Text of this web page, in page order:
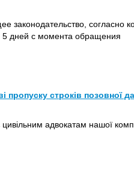
законодательство, согласно
5 дней с момента обращения
пропуску строків позовної
адвокатам нашої